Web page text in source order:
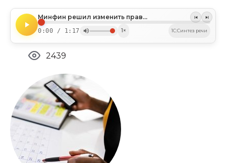
Минфин решил изменить правило уплаты налогов, если срок выпадает на выходной
0:00 / 1:17 1× 1C:Синтез речи
2439